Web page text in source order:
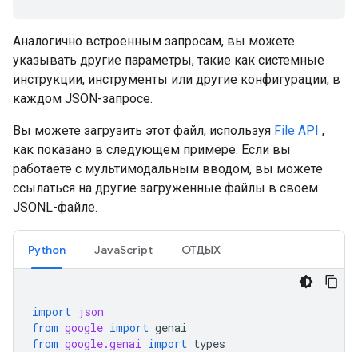
Аналогично встроенным запросам, вы можете
указывать другие параметры, такие как системные
инструкции, инструменты или другие конфигурации, в
каждом JSON-запросе.
Вы можете загрузить этот файл, используя File API ,
как показано в следующем примере. Если вы
работаете с мультимодальным вводом, вы можете
ссылаться на другие загруженные файлы в своем
JSONL-файле.
Python JavaScript ОТДЫХ
import json
from google import genai
from google.genai import types